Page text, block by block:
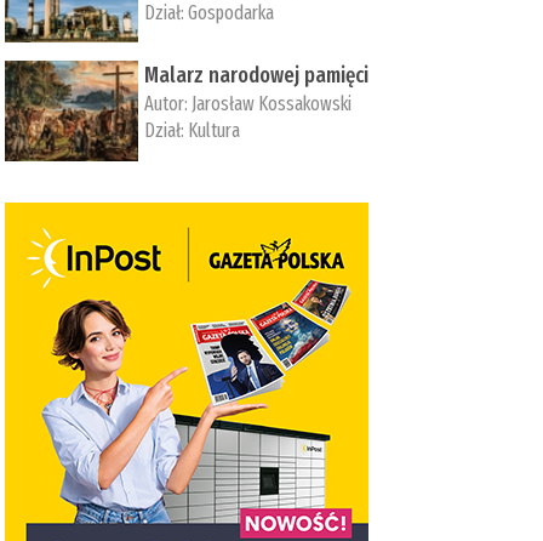
Dział:Gospodarka
Malarz narodowej pamięci
Autor: Jarosław Kossakowski
Dział: Kultura